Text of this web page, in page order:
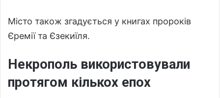
Місто також згадується у книгах пророків
Єремії та Єзекиїля.
Некрополь використовували
протягом кількох епох